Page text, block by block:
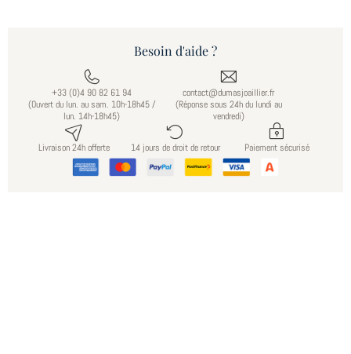
Besoin d'aide ?
+33 (0)4 90 82 61 94
(Ouvert du lun. au sam. 10h-18h45 /
lun. 14h-18h45)
contact@dumasjoaillier.fr
(Réponse sous 24h du lundi au
vendredi)
Livraison 24h offerte 14 jours de droit de retour Paiement sécurisé